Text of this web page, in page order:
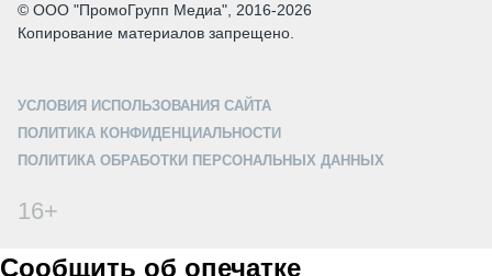
© ООО "ПромоГрупп Медиа", 2016-2026
Копирование материалов запрещено.
УСЛОВИЯ ИСПОЛЬЗОВАНИЯ САЙТА
ПОЛИТИКА КОНФИДЕНЦИАЛЬНОСТИ
ПОЛИТИКА ОБРАБОТКИ ПЕРСОНАЛЬНЫХ ДАННЫХ
16+
Сообщить об опечатке